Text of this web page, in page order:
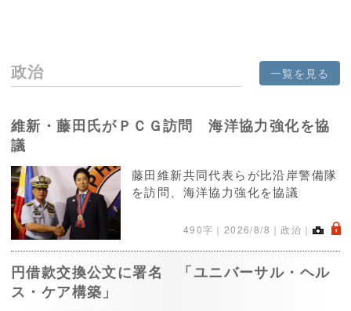
政治 一覧を見る
維新・藤田氏がＰＣＧ訪問 海洋協力強化を協
議
藤田維新共同代表らが比沿岸警備隊
を訪問、海洋協力強化を協議
490字｜ 2026/8/8 ｜政治｜ .
円借款交換公文に署名 「ユニバーサル・ヘル
ス・ケア構築」